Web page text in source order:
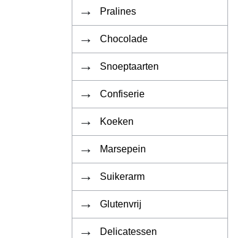
Pralines
Chocolade
Snoeptaarten
Confiserie
Koeken
Marsepein
Suikerarm
Glutenvrij
Delicatessen